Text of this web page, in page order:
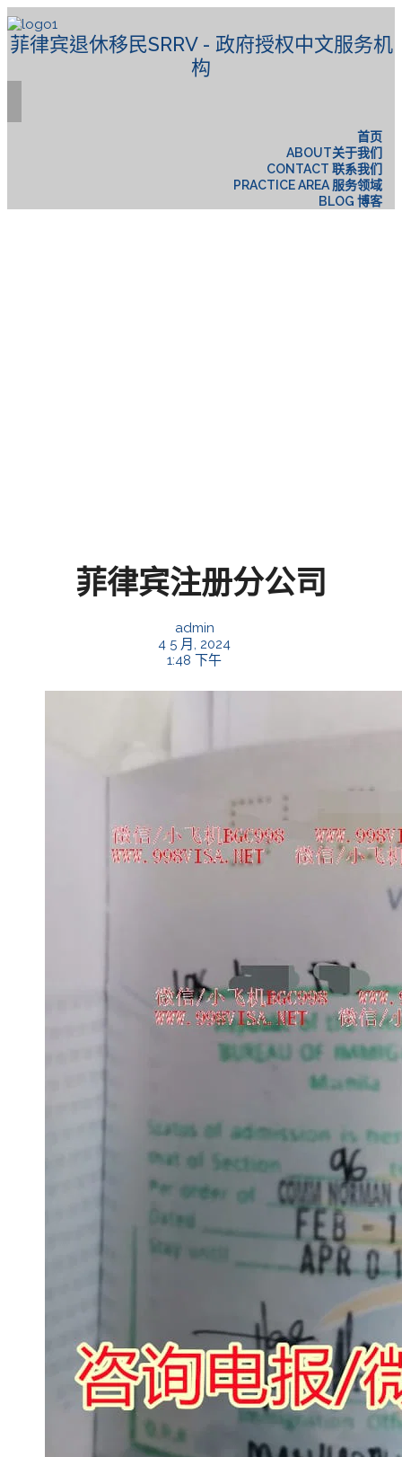
菲律宾退休移民SRRV - 政府授权中文服务机
构
首页
ABOUT关于我们
CONTACT 联系我们
PRACTICE AREA 服务领域
BLOG 博客
菲律宾注册分公司
admin
4 5 月, 2024
1:48 下午